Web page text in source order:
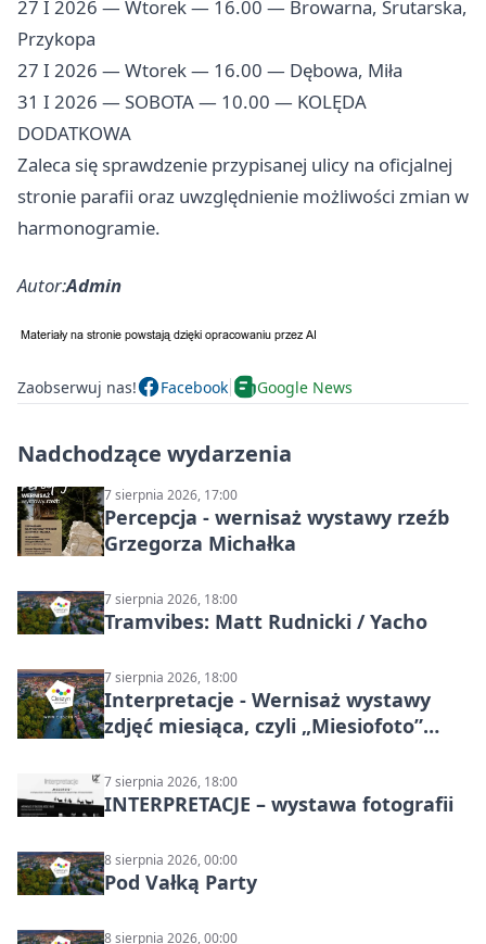
27 I 2026 — Wtorek — 16.00 — Browarna, Śrutarska,
Przykopa
27 I 2026 — Wtorek — 16.00 — Dębowa, Miła
31 I 2026 — SOBOTA — 10.00 — KOLĘDA
DODATKOWA
Zaleca się sprawdzenie przypisanej ulicy na oficjalnej
stronie parafii oraz uwzględnienie możliwości zmian w
harmonogramie.
Autor:Admin
Zaobserwuj nas! Facebook Google News
Nadchodzące wydarzenia
7 sierpnia 2026, 17:00
Percepcja - wernisaż wystawy rzeźb
Grzegorza Michałka
7 sierpnia 2026, 18:00
Tramvibes: Matt Rudnicki / Yacho
7 sierpnia 2026, 18:00
Interpretacje - Wernisaż wystawy
zdjęć miesiąca, czyli „Miesiofoto”
Fotograficznego
7 sierpnia 2026, 18:00
INTERPRETACJE – wystawa fotografii
8 sierpnia 2026, 00:00
Pod Vałką Party
8 sierpnia 2026, 00:00